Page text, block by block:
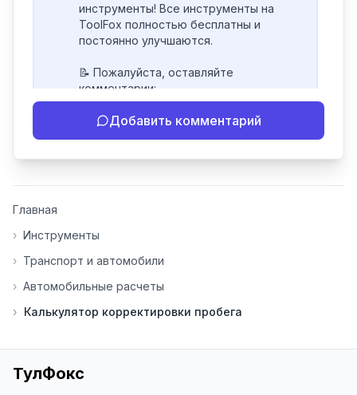
инструменты! Все инструменты на
ToolFox полностью бесплатны и
постоянно улучшаются.
📝 Пожалуйста, оставляйте
комментарии:
- Если инструмент работает
некорректно
инструменты нуждаются в доработке.
основе вашей обратной связи.
⭐ Если вам нравится ToolFox — буду
благодарен за отзыв о сайте в
наши инструменты!
Добавить комментарий
Главная
› Инструменты
› Транспорт и автомобили
› Автомобильные расчеты
› Калькулятор корректировки пробега
ТулФокс